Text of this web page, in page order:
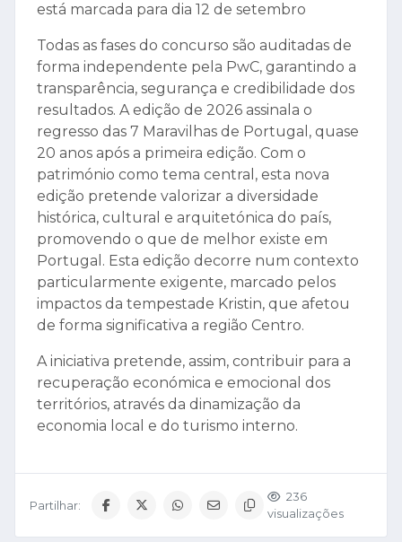
está marcada para dia 12 de setembro
Todas as fases do concurso são auditadas de
forma independente pela PwC, garantindo a
transparência, segurança e credibilidade dos
resultados. A edição de 2026 assinala o
regresso das 7 Maravilhas de Portugal, quase
20 anos após a primeira edição. Com o
património como tema central, esta nova
edição pretende valorizar a diversidade
histórica, cultural e arquitetónica do país,
promovendo o que de melhor existe em
Portugal. Esta edição decorre num contexto
particularmente exigente, marcado pelos
impactos da tempestade Kristin, que afetou
de forma significativa a região Centro.
A iniciativa pretende, assim, contribuir para a
recuperação económica e emocional dos
territórios, através da dinamização da
economia local e do turismo interno.
Partilhar:
236
visualizações